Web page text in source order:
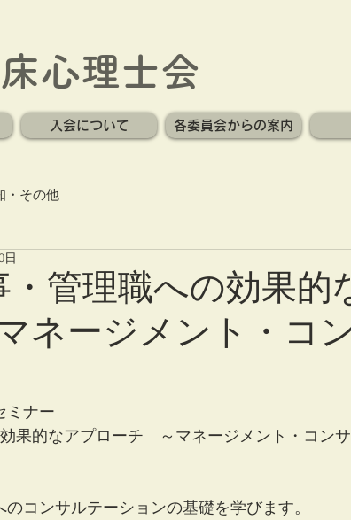
心理士会
入会について 各委員会からの案内
・その他
・管理職への効果的
ネージメント・コ
日
ミナー
果的なアプローチ　～マネージメント・コンサ
コンサルテーションの基礎を学びます。